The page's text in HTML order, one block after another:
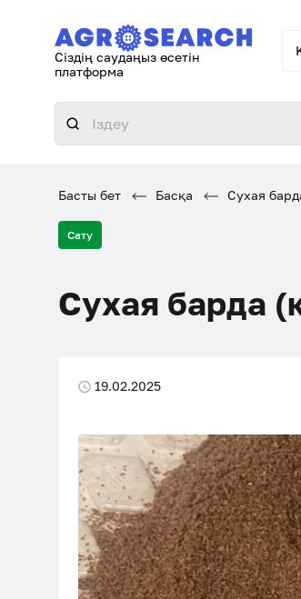
Сіздің саудаңыз өсетін
платформа
Басты бет Басқа Сухая
Сату
Сухая барда
19.02.2025